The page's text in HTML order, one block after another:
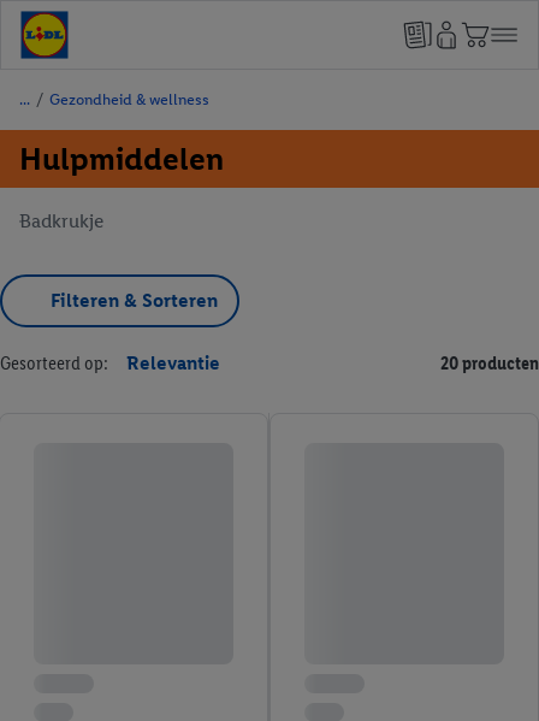
/ Gezondheid & wellness
Hulpmiddelen
Badkrukje
Filteren & Sorteren
Gesorteerd op: Relevantie 20 producten